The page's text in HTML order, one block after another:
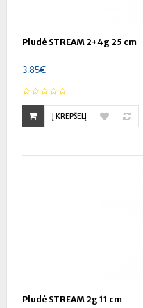
Pludė STREAM 2+4g 25 cm
3.85€
Į KREPŠELĮ
Pludė STREAM 2g 11 cm